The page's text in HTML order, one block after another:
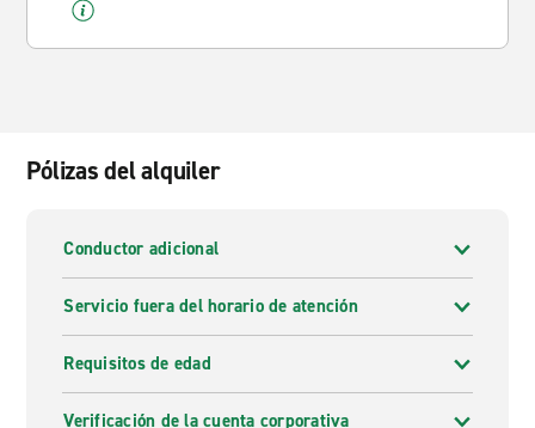
Pólizas del alquiler
Conductor adicional
Servicio fuera del horario de atención
Requisitos de edad
Verificación de la cuenta corporativa